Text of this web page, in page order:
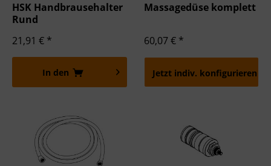
HSK Handbrausehalter
Rund
21,91 € *
In den
Massagedüse komplett
60,07 € *
Jetzt indiv. konfigurieren